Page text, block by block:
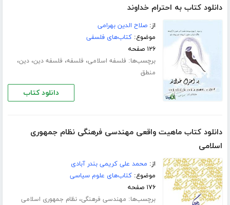
دانلود کتاب به احترام خداوند
از:صلاح الدین بهرامی
موضوع:کتاب‌های فلسفی
۱۲۶ صفحه
برچسب‌ها: فلسفه اسلامی، فلسفه، فلسفه دین،دین،
منطق
دانلود کتاب
دانلود کتاب ماهیت واقعی مهندسی فرهنگی نظام جمهوری
اسلامی
از: محمد علی کریمی بندر آبادی
موضوع:کتاب‌های علوم سیاسی
۱۷۶ صفحه
برچسب‌ها: مهندسی فرهنگی،نظام جمهوری اسلامی